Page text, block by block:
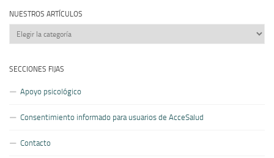
NUESTROS ARTÍCULOS
Nuestros
artículos
SECCIONES FIJAS
Apoyo psicológico
Consentimiento informado para usuarios de AcceSalud
Contacto